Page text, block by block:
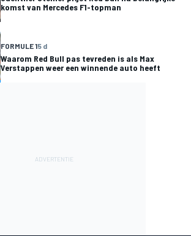
komst van Mercedes F1-topman
FORMULE 15 d
Waarom Red Bull pas tevreden is als Max
Verstappen weer een winnende auto heeft